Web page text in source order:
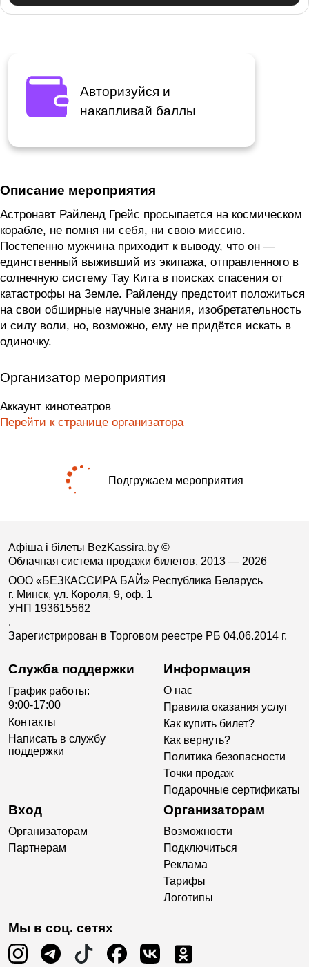
Авторизуйся и
накапливай баллы
Описание мероприятия
Астронавт Райленд Грейс просыпается на космическом
корабле, не помня ни себя, ни свою миссию.
Постепенно мужчина приходит к выводу, что он —
единственный выживший из экипажа, отправленного в
солнечную систему Тау Кита в поисках спасения от
катастрофы на Земле. Райленду предстоит положиться
на свои обширные научные знания, изобретательность
и силу воли, но, возможно, ему не придётся искать в
одиночку.
Организатор мероприятия
Аккаунт кинотеатров
Перейти к странице организатора
Подгружаем мероприятия
Афіша і білеты BezKassira.by ©
Облачная система продажи билетов, 2013 — 2026
ООО «БЕЗКАССИРА БАЙ» Республика Беларусь
г. Минск, ул. Короля, 9, оф. 1
УНП 193615562
.
Зарегистрирован в Торговом реестре РБ 04.06.2014 г.
Служба поддержки
График работы:
9:00-17:00
Контакты
Написать в службу
поддержки
Информация
О нас
Правила оказания услуг
Как купить билет?
Как вернуть?
Политика безопасности
Точки продаж
Подарочные сертификаты
Вход
Организаторам
Партнерам
Организаторам
Возможности
Подключиться
Реклама
Тарифы
Логотипы
Мы в соц. сетях